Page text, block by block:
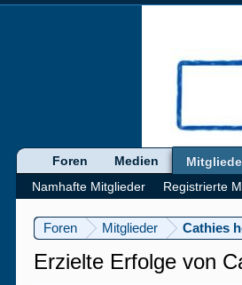
Foren Mitglieder Cathies
Erzielte Erfolge von
Foren Medien
Namhafte Mitglieder
Registrierte